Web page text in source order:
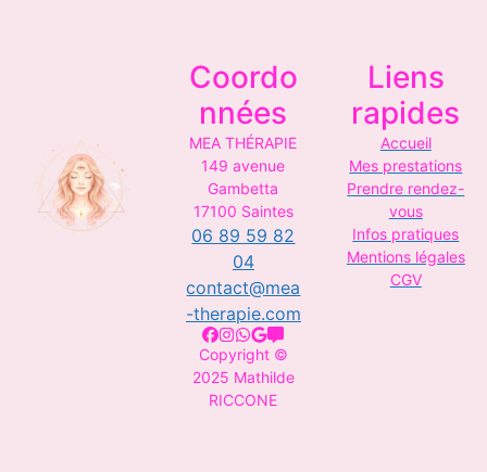
Coordo
nnées
MEA THÉRAPIE
149 avenue
Gambetta
17100 Saintes
06 89 59 82
04
contact@mea
-therapie.com
Copyright ©️
2025 Mathilde
RICCONE
Liens
rapides
Accueil
Mes prestations
Prendre rendez-
vous
Infos pratiques
Mentions légales
CGV